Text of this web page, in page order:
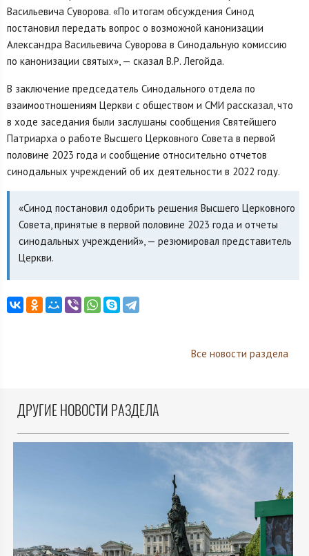
Васильевича Суворова. «По итогам обсуждения Синод
постановил передать вопрос о возможной канонизации
Александра Васильевича Суворова в Синодальную комиссию
по канонизации святых», — сказал В.Р. Легойда.
В заключение председатель Синодального отдела по
взаимоотношениям Церкви с обществом и СМИ рассказал, что
в ходе заседания были заслушаны сообщения Святейшего
Патриарха о работе Высшего Церковного Совета в первой
половине 2023 года и сообщение относительно отчетов
синодальных учреждений об их деятельности в 2022 году.
«Синод постановил одобрить решения Высшего Церковного
Совета, принятые в первой половине 2023 года и отчеты
синодальных учреждений», — резюмировал представитель
Церкви.
Все новости раздела
ДРУГИЕ НОВОСТИ РАЗДЕЛА